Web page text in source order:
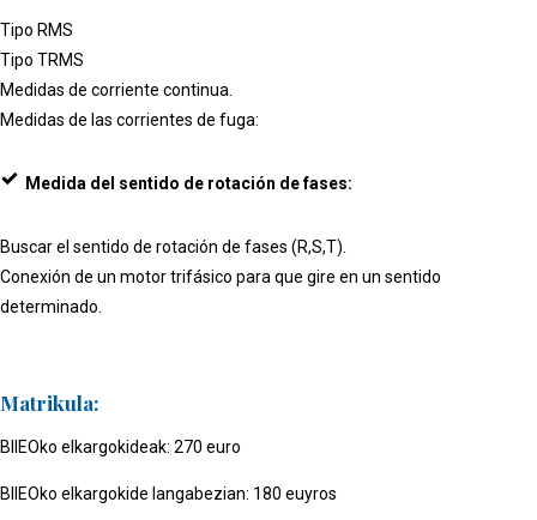
Tipo RMS
Tipo TRMS
Medidas de corriente continua.
Medidas de las corrientes de fuga:
Medida del sentido de rotación de fases:
Buscar el sentido de rotación de fases (R,S,T).
Conexión de un motor trifásico para que gire en un sentido
determinado.
Matrikula:
BIIEOko elkargokideak: 270 euro
BIIEOko elkargokide langabezian: 180 euyros